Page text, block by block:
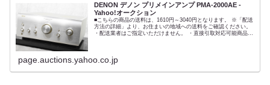
DENON デノン プリメインアンプ PMA-2000AE -
Yahoo!オークション
■こちらの商品の送料は、1610円～3040円となります。 ※「配送
方法の詳細」より、お住まいの地域への送料をご確認ください。
・配送業者はご指定いただけません。 ・直接引取対応可能商品を
page.auctions.yahoo.co.jp